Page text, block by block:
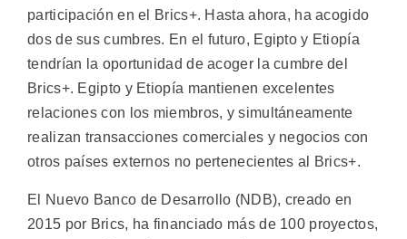
participación en el Brics+. Hasta ahora, ha acogido
dos de sus cumbres. En el futuro, Egipto y Etiopía
tendrían la oportunidad de acoger la cumbre del
Brics+. Egipto y Etiopía mantienen excelentes
relaciones con los miembros, y simultáneamente
realizan transacciones comerciales y negocios con
otros países externos no pertenecientes al Brics+.
El Nuevo Banco de Desarrollo (NDB), creado en
2015 por Brics, ha financiado más de 100 proyectos,